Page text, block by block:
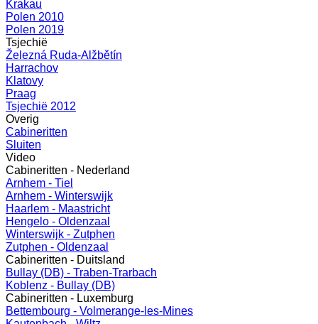
Krakau
Polen 2010
Polen 2019
Tsjechië
Železná Ruda-Alžbětín
Harrachov
Klatovy
Praag
Tsjechië 2012
Overig
Cabineritten
Sluiten
Video
Cabineritten - Nederland
Arnhem - Tiel
Arnhem - Winterswijk
Haarlem - Maastricht
Hengelo - Oldenzaal
Winterswijk - Zutphen
Zutphen - Oldenzaal
Cabineritten - Duitsland
Bullay (DB) - Traben-Trarbach
Koblenz - Bullay (DB)
Cabineritten - Luxemburg
Bettembourg - Volmerange-les-Mines